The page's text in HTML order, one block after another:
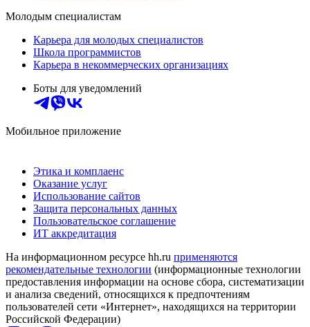
Молодым специалистам
Карьера для молодых специалистов
Школа программистов
Карьера в некоммерческих организациях
Боты для уведомлений
Мобильное приложение
Этика и комплаенс
Оказание услуг
Использование сайтов
Защита персональных данных
Пользовательское соглашение
ИТ аккредитация
На информационном ресурсе hh.ru применяются
рекомендательные технологии (информационные технологии
предоставления информации на основе сбора, систематизации
и анализа сведений, относящихся к предпочтениям
пользователей сети «Интернет», находящихся на территории
Российской Федерации)